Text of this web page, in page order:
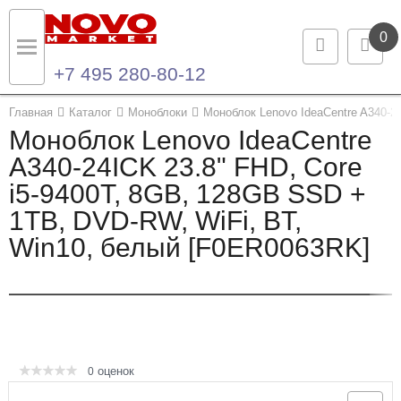
0
+7 495 280-80-12
Главная Каталог Моноблоки Моноблок Lenovo IdeaCentre A340-
Моноблок Lenovo IdeaCentre
A340-24ICK 23.8" FHD, Core
i5-9400T, 8GB, 128GB SSD +
1TB, DVD-RW, WiFi, BT,
Win10, белый [F0ER0063RK]
0 оценок
Назад
Каталог продукции
Ноутбуки и ультрабуки
Компьютеры
Назад
Контакты
Контактная информация